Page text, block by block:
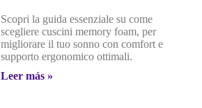
Scopri la guida essenziale su come
scegliere cuscini memory foam, per
migliorare il tuo sonno con comfort e
supporto ergonomico ottimali.
Leer más »